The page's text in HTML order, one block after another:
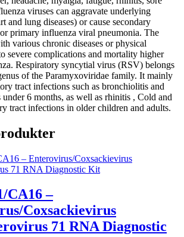
viruses can aggravate underlying
and lung diseases) or cause secondary
primary influenza viral pneumonia. The
various chronic diseases or physical
severe complications and mortality higher
Respiratory syncytial virus (RSV) belongs
of the Paramyxoviridae family. It mainly
tract infections such as bronchiolitis and
6 months, as well as rhinitis , Cold and
tract infections in older children and adults.
CA16 –
Coxsackievirus
71 RNA Diagnostic